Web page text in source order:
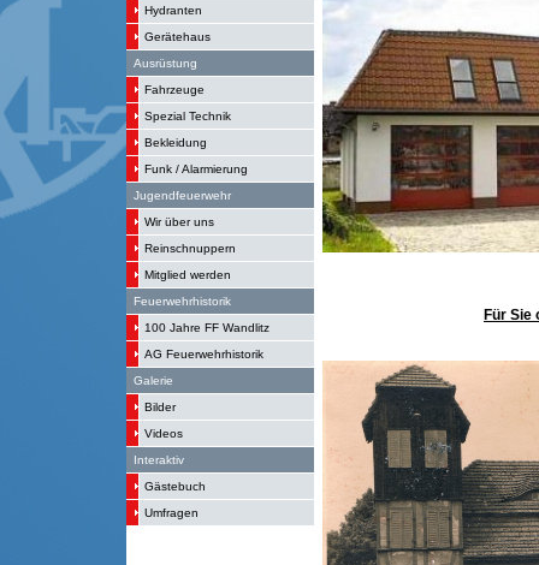
Hydranten
Gerätehaus
Ausrüstung
Fahrzeuge
Spezial Technik
Bekleidung
Funk / Alarmierung
Jugendfeuerwehr
Wir über uns
Reinschnuppern
Mitglied werden
Feuerwehrhistorik
100 Jahre FF Wandlitz
AG Feuerwehrhistorik
Galerie
Bilder
Videos
Interaktiv
Gästebuch
Umfragen
Für Sie